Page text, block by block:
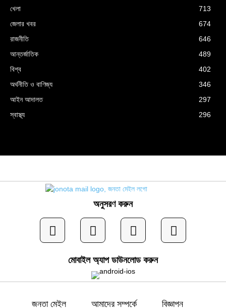
খেলা
713
জেলার খবর
674
রাজনীতি
646
আন্তর্জাতিক
489
বিশ্ব
402
অর্থনীতি ও বাণিজ্য
346
আইন আদালত
297
স্বাস্থ্য
296
অনুসরণ করুন
মোবাইল অ্যাপ ডাউনলোড করুন
জনতা মেইল আমাদের সম্পর্কে বিজ্ঞাপন